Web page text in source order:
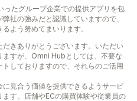
ったグループ企業での提供アプリを包
社の強みだと認識していますので、
よう努めてまいります。
きありがとうございます。いただい
ますが、Omni Hubとしては、不要な
しておりますので、それらのご活用
見合う価値を提供できるようサービ
す。店舗やECの購買体験や従業員の